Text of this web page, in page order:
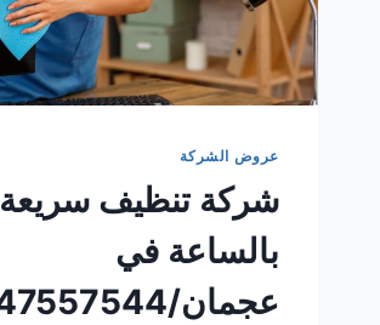
عروض الشركة
شركة تنظيف سريعة
بالساعة في
عجمان/0547557544